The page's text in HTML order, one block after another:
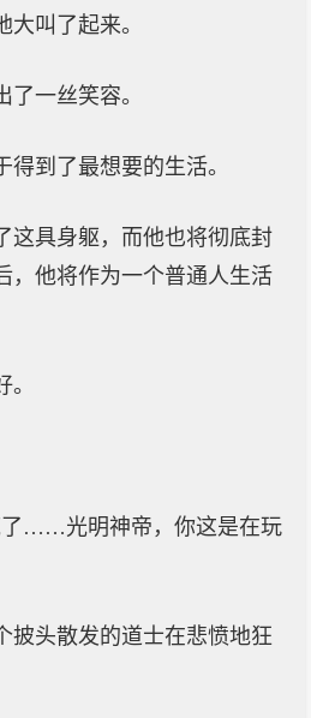
叫了起来。
了一丝笑容。
得到了最想要的生活。
这具身躯，而他也将彻底封
，他将作为一个普通人生活
了……光明神帝，你这是在玩
披头散发的道士在悲愤地狂